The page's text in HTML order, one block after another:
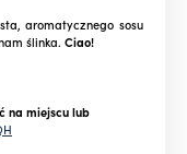
aromatycznego sosu
ślinka. Ciao!
na miejscu lub